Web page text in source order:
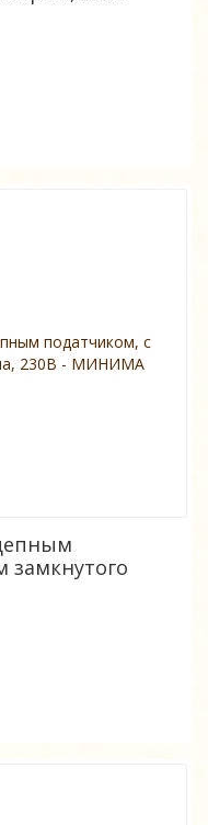
замкнутого